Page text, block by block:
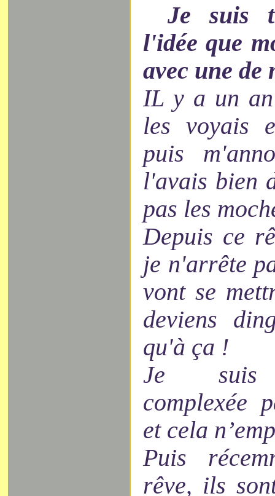
Je suis
l'idée que
avec une de
IL y a un
les voyais
puis
l'avais bien
pas les
Depuis ce
je n'arrête
vont se
deviens
qu'à ça !
Je suis
complexée
et cela
Puis
rêve, ils